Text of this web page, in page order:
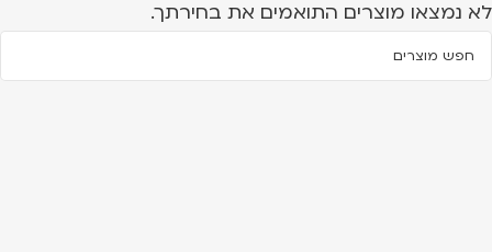
לא נמצאו מוצרים התואמים את בחירתך.